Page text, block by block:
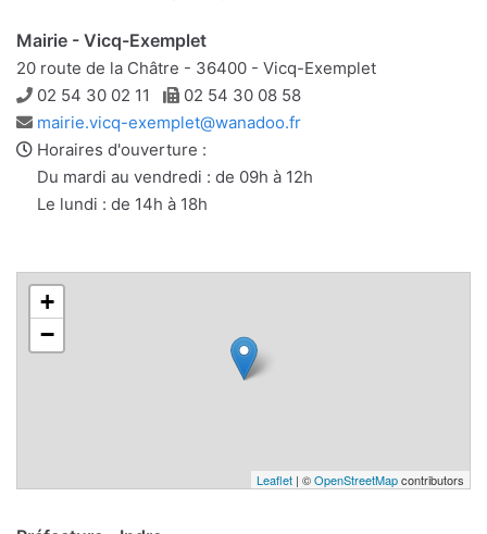
Mairie - Vicq-Exemplet
20 route de la Châtre - 36400 - Vicq-Exemplet
Téléphone
02 54 30 02 11 Télécopie
02 54 30 08 58
Adresse
e-
mail
mairie.vicq-exemplet@wanadoo.fr
Horaires d'ouverture :
Du mardi au vendredi : de 09h à 12h
Le lundi : de 14h à 18h
+
−
Leaflet | ©OpenStreetMapcontributors